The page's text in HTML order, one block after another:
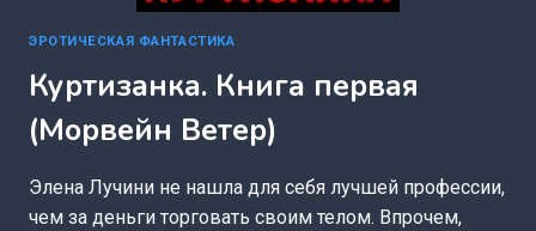
ЭРОТИЧЕСКАЯ ФАНТАСТИКА
Куртизанка. Книга первая
(Морвейн Ветер)
Элена Лучини не нашла для себя лучшей профессии,
чем за деньги торговать своим телом. Впрочем,